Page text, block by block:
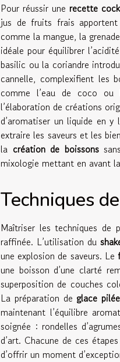
Pour réussir une recette
jus de fruits frais
comme la mangue, la
idéale pour équilibrer
basilic ou la coriandre
cannelle, complexifient les
comme l’eau de coco ou
l’élaboration de créations
d’aromatiser un liquide en
extraire les saveurs et les
la création de boissons
mixologie mettant en avant
Techniques
Maîtriser les techniques de
raffinée. L’utilisation du
une explosion de saveurs. Le
une boisson d’une clarté
superposition de couches
La préparation de glace pilée
maintenant l’équilibre
soignée : rondelles
d’art. Chacune de ces
d’offrir un moment